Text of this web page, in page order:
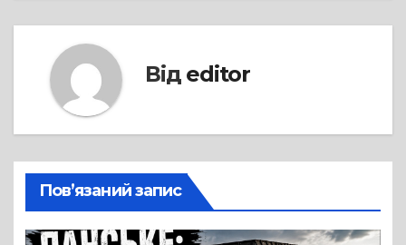
Від editor
Пов’язаний запис